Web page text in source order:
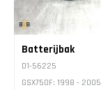
Batterijbak
D1-56225
GSX750F: 1998 - 2005